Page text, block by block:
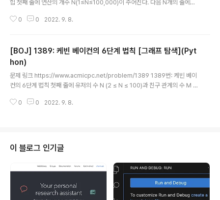
힙 첫째 줄에 연산의 개수 N(1≤N≤100,000)이 주어진다. 다음 N개의 줄에는
에 x라는 값을 넣는(추가하는) 연산이고, x가 0 www.acmicpc.net 소스 코드
if q: print(heapq.heappop(q)[1]) else: print(0) else: #..
0 0 2022. 9. 8.
[BOJ] 1389: 케빈 베이컨의 6단계 법칙 [그래프 탐색](Pyt
hon)
문제 링크 https://www.acmicpc.net/problem/1389 1389번: 케빈 베이
컨의 6단계 법칙 첫째 줄에 유저의 수 N (2 ≤ N ≤ 100)과 친구 관계의 수 M (1
친구 관계는 A와 B로 이루어져 있으며, A와 B가 친구라는 뜻 www.acmicpc.
p..
0 0 2022. 9. 8.
이 블로그 인기글